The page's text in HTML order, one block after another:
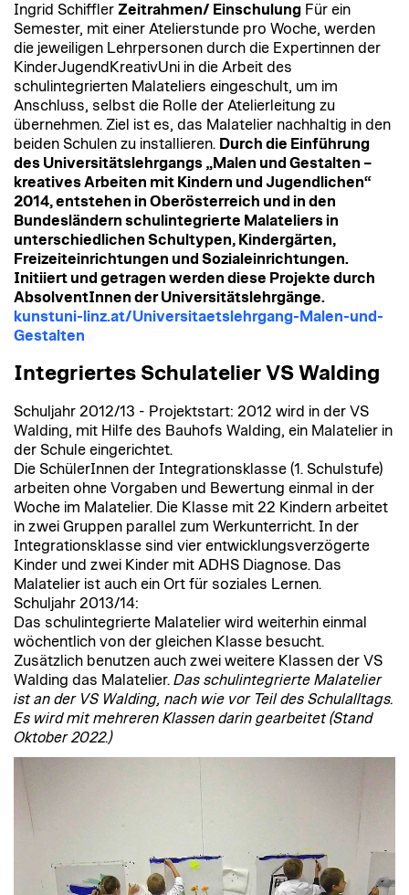
Ingrid Schiffler Zeitrahmen/ Einschulung Für ein
Semester, mit einer Atelierstunde pro Woche, werden
die jeweiligen Lehrpersonen durch die Expertinnen der
KinderJugendKreativUni in die Arbeit des
schulintegrierten Malateliers eingeschult, um im
Anschluss, selbst die Rolle der Atelierleitung zu
übernehmen. Ziel ist es, das Malatelier nachhaltig in den
beiden Schulen zu installieren. Durch die Einführung
des Universitätslehrgangs „Malen und Gestalten –
kreatives Arbeiten mit Kindern und Jugendlichen“
2014, entstehen in Oberösterreich und in den
Bundesländern schulintegrierte Malateliers in
unterschiedlichen Schultypen, Kindergärten,
Freizeiteinrichtungen und Sozialeinrichtungen.
Initiiert und getragen werden diese Projekte durch
AbsolventInnen der Universitätslehrgänge.
kunstuni-linz.at/Universitaetslehrgang-Malen-und-
Gestalten
Integriertes Schulatelier VS Walding
Schuljahr 2012/13 - Projektstart: 2012 wird in der VS
Walding, mit Hilfe des Bauhofs Walding, ein Malatelier in
der Schule eingerichtet.
Die SchülerInnen der Integrationsklasse (1. Schulstufe)
arbeiten ohne Vorgaben und Bewertung einmal in der
Woche im Malatelier. Die Klasse mit 22 Kindern arbeitet
in zwei Gruppen parallel zum Werkunterricht. In der
Integrationsklasse sind vier entwicklungsverzögerte
Kinder und zwei Kinder mit ADHS Diagnose. Das
Malatelier ist auch ein Ort für soziales Lernen.
Schuljahr 2013/14:
Das schulintegrierte Malatelier wird weiterhin einmal
wöchentlich von der gleichen Klasse besucht.
Zusätzlich benutzen auch zwei weitere Klassen der VS
Walding das Malatelier. Das schulintegrierte Malatelier
ist an der VS Walding, nach wie vor Teil des Schulalltags.
Es wird mit mehreren Klassen darin gearbeitet (Stand
Oktober 2022.)